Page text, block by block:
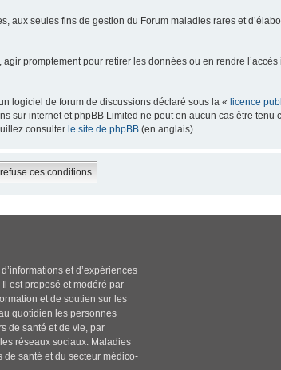
aux seules fins de gestion du Forum maladies rares et
promptement pour retirer les données ou en rendre l’accès
logiciel de forum de discussions déclaré sous la « licence
sur internet et phpBB Limited ne peut en aucun cas être tenu
consulter le site de phpBB (en anglais).
et d’expériences
est proposé et modéré par
et de soutien sur les
quotidien les personnes
de santé et de vie, par
réseaux sociaux. Maladies
de santé et du secteur médico-